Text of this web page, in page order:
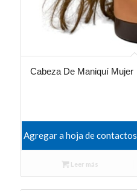
Cabeza De Maniquí Mujer
Agregar a hoja de contactos
Leer más